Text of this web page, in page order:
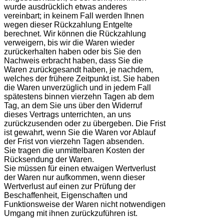
wurde ausdrücklich etwas anderes
vereinbart; in keinem Fall werden Ihnen
wegen dieser Rückzahlung Entgelte
berechnet. Wir können die Rückzahlung
verweigern, bis wir die Waren wieder
zurückerhalten haben oder bis Sie den
Nachweis erbracht haben, dass Sie die
Waren zurückgesandt haben, je nachdem,
welches der frühere Zeitpunkt ist. Sie haben
die Waren unverzüglich und in jedem Fall
spätestens binnen vierzehn Tagen ab dem
Tag, an dem Sie uns über den Widerruf
dieses Vertrags unterrichten, an uns
zurückzusenden oder zu übergeben. Die Frist
ist gewahrt, wenn Sie die Waren vor Ablauf
der Frist von vierzehn Tagen absenden.
Sie tragen die unmittelbaren Kosten der
Rücksendung der Waren.
Sie müssen für einen etwaigen Wertverlust
der Waren nur aufkommen, wenn dieser
Wertverlust auf einen zur Prüfung der
Beschaffenheit, Eigenschaften und
Funktionsweise der Waren nicht notwendigen
Umgang mit ihnen zurückzuführen ist.